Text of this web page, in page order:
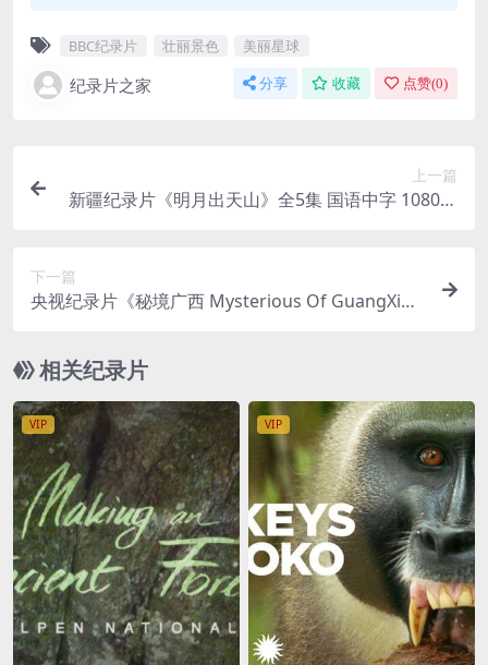
BBC纪录片 壮丽景色 美丽星球
纪录片之家 分享 收藏 点赞(0)
上一篇
新疆纪录片《明月出天山》全5集 国语中字 1080P/
下一篇
央视纪录片《秘境广西 Mysterious Of GuangXi》
盘下载
相关纪录片
VIP VIP